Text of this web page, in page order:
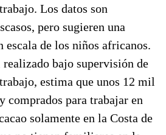
Los datos son
pero sugieren una
de los niños africanos.
bajo supervisión de
estima que unos 12 mil
comprados para trabajar en
solamente en la Costa de